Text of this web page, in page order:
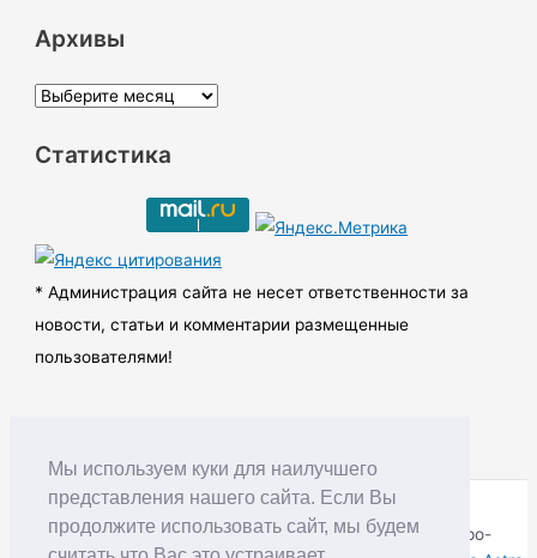
Мы используем куки для наилучшего
представления нашего сайта. Если Вы
продолжите использовать сайт, мы будем
Архивы
А
х
ы
Статистика
* Администрация сайта не несет ответственности за
новости, статьи и комментарии размещенные
пользователями!
Copyright © RUDNIK.MOBI 28.06.2008 - 2026 | Северо-